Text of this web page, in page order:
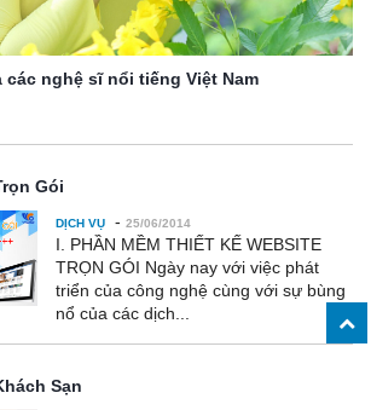
các nghệ sĩ nổi tiếng Việt Nam
Gói
DỊCH VỤ - 25/06/2014
I. PHẦN MỀM THIẾT KẾ WEBSITE
TRỌN GÓI Ngày nay với việc phát
triển của công nghệ cùng với sự bùng
nổ của các dịch...
Sạn